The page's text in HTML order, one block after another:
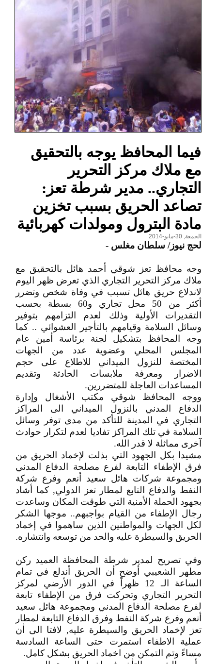
فيما المحافظ يوجه بالتحقيق
مع ملاك مركز التحرير
التجاري.. مدير شرطة تعز:
تصاعد الحريق بسبب تخزين
مادة البترول ومولدات كهربائية
الجمعة, 30-مايو-2014
لحج نيوز/ سلطان مغلس -
وجه محافظ تعز شوقي أحمد هائل بالتحقيق مع
ملاك مركز التحرير التجاري الذي تعرض ظهر اليوم
لاندلاع حريق هائل تسبب في وفاة شخص وتضرر
أكثر من 50 محل تجاري و60 بسطة بحسب
التقديرات الأولية وذلك لعدم التزامهم بتوفير
وسائل السلامة وقيامهم بالتأجير العشوائي .. كما
وجه المحافظ بتشكيل لجنة برئاسة أمين عام
المجلس المحلي وعضوية عدد من الجهات
المختصة للنزول الميداني للاطلاع على حجم
الاضرار ومعرفة ملابسات الحادثة وتقديم
المساعدات العاجلة للمتضررين.
ووجه المحافظ شوقي مكتب الأشغال وإدارة
الدفاع المدني بالنزول الميداني الى المراكز
التجاري في المدينة للتأكد من مدى توفر وسائل
السلامة في تلك المراكز تفاديا لعدم لتكرار حوادث
آخرى مماثلة لا قدر الله.
مشيدا بكل الجهود التي بذلت لإخماد الحريق من
فرق الإطفاء التابعة لفرع مصلحة الدفاع المدني
ومجموعة شركات هائل سعيد أنعم وفرع شركة
النفط والدفاع التابع لمطار تعز الدولي, كما أشاد
بجهود الحملة الأمنية التي طوقت المكان وساعدت
رجال الإطفاء من القيام بواجبهم.. موجها الشكر
لكل الجهات والمواطنين الذين ساهموا في إخماد
الحريق والسيطرة عليه والحد من توسعه وانتشاره.
وفي تصريح لمدير شرطة المحافظة العميد ركن
مطهر الشعيبي أوضح أن الحريق أندلع في تمام
الساعة الـ 12 ظهراً في الدور الأرضي لمركز
التحرير التجاري وتحركت فرق من الإطفاء تابعة
لفرع مصلحة الدفاع المدني ومجموعة هائل سعيد
أنعم وفرع شركة النفط وفرق الدفاع التابعة لمطار
تعز لإخماد الحريق والسيطرة عليه, لافتا الى أن
عملية الاطفاء استمرت حتى الساعة السادسة
مساءً وتم التمكن من اخماد الحريق بشكل كامل.